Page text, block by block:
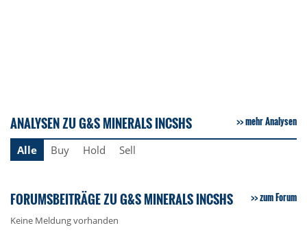
ANALYSEN ZU G&S MINERALS INCSHS mehr Analysen
Alle Buy Hold Sell
FORUMSBEITRÄGE ZU G&S MINERALS INCSHS zum Forum
Keine Meldung vorhanden